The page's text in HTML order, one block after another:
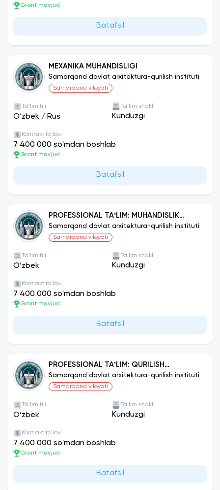
Grant mavjud
Batafsil
MEXANIKA MUHANDISLIGI
Samarqand davlat arxitektura-qurilish instituti
Samarqand viloyati
Ta'lim tili
O‘zbek / Rus
Ta'lim shakli
Kunduzgi
Kontrakt to'lovi
7 400 000 so'mdan boshlab
Grant mavjud
Batafsil
PROFESSIONAL TAʼLIM: MUHANDISLIK
KOMMUNIKATSIYALARI QURILISH VA
MONTAJI (TURLARI BO‘YICHA)
Samarqand davlat arxitektura-qurilish instituti
Samarqand viloyati
Ta'lim tili
O‘zbek
Ta'lim shakli
Kunduzgi
Kontrakt to'lovi
7 400 000 so'mdan boshlab
Grant mavjud
Batafsil
PROFESSIONAL TAʼLIM: QURILISH
MUHANDISLIGI (FAOLIYAT TURLARI
BO‘YICHA)
Samarqand davlat arxitektura-qurilish instituti
Samarqand viloyati
Ta'lim tili
O‘zbek
Ta'lim shakli
Kunduzgi
Kontrakt to'lovi
7 400 000 so'mdan boshlab
Grant mavjud
Batafsil